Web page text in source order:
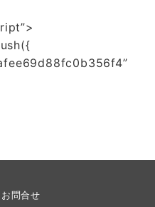
お問合せ